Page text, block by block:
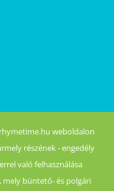
weboldalon
részének - engedély
való felhasználása
mely büntető- és polgári